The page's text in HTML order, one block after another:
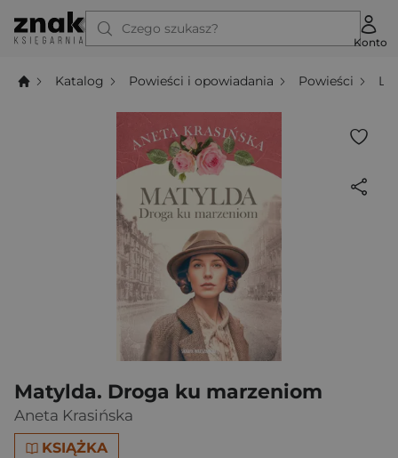
Czego szukasz?
Konto
Katalog Powieści i opowiadania Powieści
Matylda. Droga ku marzeniom
Aneta Krasińska
KSIĄŻKA